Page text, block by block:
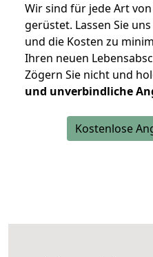
Wir sind für jede Art
gerüstet. Lassen Sie
und die Kosten zu
Ihren neuen
Zögern Sie nicht und
und unverbindliche
Kostenlose